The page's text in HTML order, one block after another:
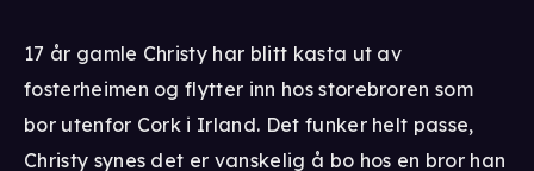
17 år gamle Christy har blitt kasta ut av
fosterheimen og flytter inn hos storebroren som
bor utenfor Cork i Irland. Det funker helt passe,
Christy synes det er vanskelig å bo hos en bror han